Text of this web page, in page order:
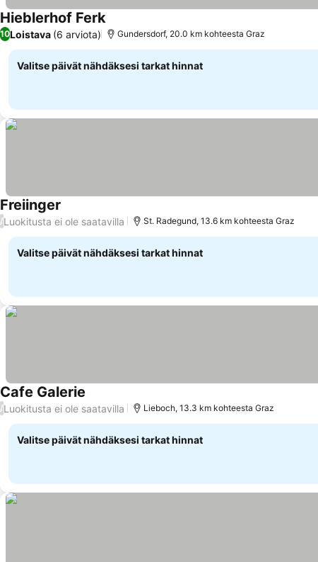
Hieblerhof Ferk
10Loistava (6 arviota) Gundersdorf, 20.0 km kohteesta Graz
Valitse päivät nähdäksesi tarkat hinnat
Freiinger
/Luokitusta ei ole saatavilla St. Radegund, 13.6 km kohteesta Graz
Valitse päivät nähdäksesi tarkat hinnat
Cafe Galerie
/Luokitusta ei ole saatavilla Lieboch, 13.3 km kohteesta Graz
Valitse päivät nähdäksesi tarkat hinnat